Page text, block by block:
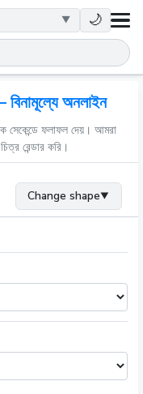
🌙
বিনামূল্যে অনলাইন
সেকেন্ডে ফলাফল দেয়। আমরা
রেন্ডার করি।
Change shape▼